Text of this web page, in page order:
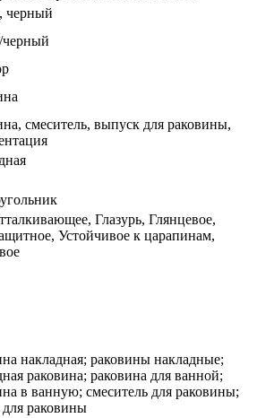
черный
смеситель, выпуск для раковины,
Глазурь, Глянцевое,
Устойчивое к царапинам,
накладная; раковины накладные;
раковина; раковина для ванной;
в ванную; смеситель для раковины;
раковины